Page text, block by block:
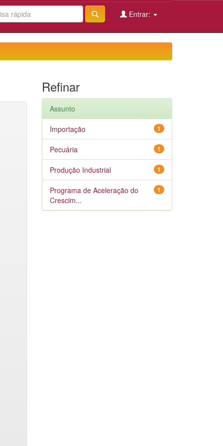
Entrar:
Refinar
Assunto
1
Importação
1
Pecuária
1
Produção Industrial
1
Programa de Aceleração do
Crescim...